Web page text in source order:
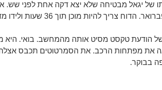
של יגאל מבטיחה שלא יצא דקה אחת לפני שש.
הדוח צריך להיות מוכן תוך 36 שעות ולידו מדרוג של טבלת ההון העצמי.
של הודעת טקסט מסיט אותה מהמחשב. בואי.
את מפתחות הרכב. את הסמרטוטים תכבס
בבוקר.